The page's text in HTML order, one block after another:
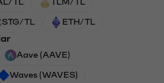
TL TLM/TL
STG/TL ETH/TL
Aave (AAVE)
Waves (WAVES)